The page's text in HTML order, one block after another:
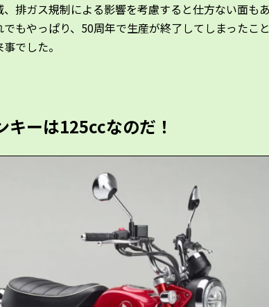
排ガス規制による影響を考慮すると仕方ない面も
もやっぱり、50周年で生産が終了してしまったこと
でした。
キーは125ccなのだ！